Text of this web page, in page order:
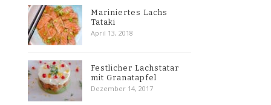
Mariniertes Lachs
Tataki
April 13, 2018
Festlicher Lachstatar
mit Granatapfel
Dezember 14, 2017